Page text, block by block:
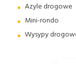
Azyle drogowe
Mini-rondo
Wysypy